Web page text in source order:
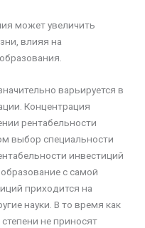
может увеличить
влияя на
варьируется в
Концентрация
рентабельности
выбор специальности
инвестиций
с самой
приходится на
науки. В то время как
не приносят